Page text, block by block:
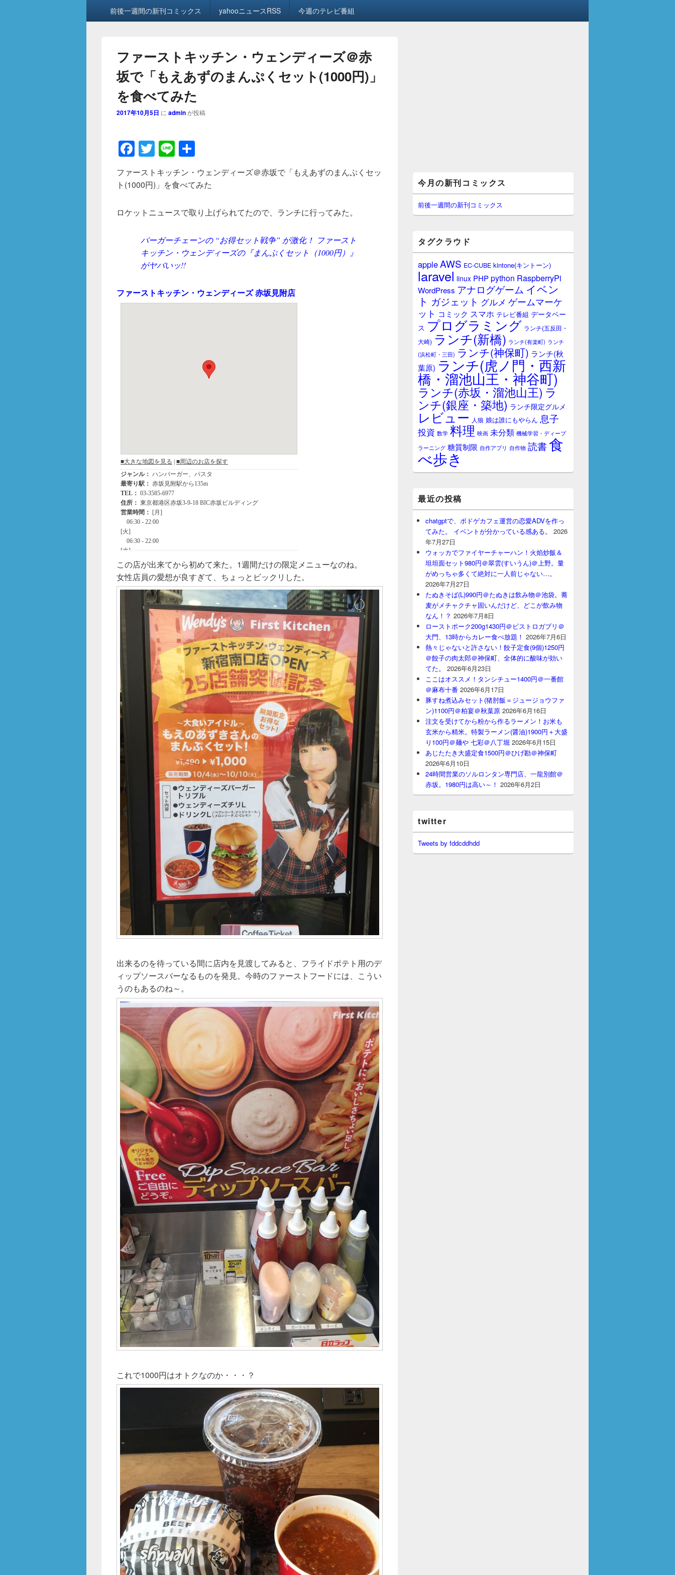
前後一週間の新刊コミックス yahooニュースRSS 今週のテレビ番組
ファーストキッチン・ウェンディーズ＠赤
坂で「もえあずのまんぷくセット(1000円)」
を食べてみた
2017年10月5日 に adminが投稿
F
a
c
b
o
k
T
wi
tt
er
Li
n
e
有
ファーストキッチン・ウェンディーズ＠赤坂で「もえあずのまんぷくセッ
ト(1000円)」を食べてみた
ロケットニュースで取り上げられてたので、ランチに行ってみた。
バーガーチェーンの “お得セット戦争” が激化！ ファースト
キッチン・ウェンディーズの『まんぷくセット（1000円）』
がヤバいッ!!
ファーストキッチン・ウェンディーズ 赤坂見附店
この店が出来てから初めて来た。1週間だけの限定メニューなのね。
女性店員の愛想が良すぎて、ちょっとビックリした。
出来るのを待っている間に店内を見渡してみると、フライドポテト用のデ
ィップソースバーなるものを発見。今時のファーストフードには、こうい
うのもあるのね～。
これで1000円はオトクなのか・・・？
イ
ン
サ
イ
ー
ジ
ッ
ト
今月の新刊コミックス
前後一週間の新刊コミックス
タグクラウド
appleAWS EC-CUBE kintone(キントーン)
laravel linux PHPpython RaspberryPi
WordPress アナログゲーム イベン
ト ガジェット グルメ ゲームマーケ
ット コミック スマホ テレビ番組 データベー
ス プログラミング ランチ(五反田・
大崎) ランチ(新橋) ランチ(有楽町) ランチ
(浜松町・三田) ランチ(神保町) ランチ(秋
葉原) ランチ(虎ノ門・西新
橋・溜池山王・神谷町)
ランチ(赤坂・溜池山王) ラ
ンチ(銀座・築地) ランチ限定グルメ
レビュー 人狼 娘は誰にもやらん 息子
投資 数学 料理 映画 未分類 機械学習・ディープ
ラーニング 糖質制限 自作アプリ 自作物 読書食
べ歩き
最近の投稿
chatgptで、ボドゲカフェ運営の恋愛ADVを作っ
てみた。 イベントが分かっている感ある。
2026
年7月27日
ウォッカでファイヤーチャーハン！火焰炒飯＆
坦坦面セット980円＠翠雲(すいうん)＠上野。量
がめっちゃ多くて絶対に一人前じゃない…。
2026年7月27日
たぬきそば(L)990円＠たぬきは飲み物＠池袋。蕎
麦がメチャクチャ固いんだけど、どこが飲み物
なん！？ 2026年7月8日
ローストポーク200g1430円＠ビストロガブリ＠
大門、13時からカレー食べ放題！ 2026年7月6日
熱々じゃないと許さない！餃子定食(9個)1250円
＠餃子の肉太郎＠神保町、全体的に酸味が効い
てた。
2026年6月23日
ここはオススメ！タンシチュー1400円＠一番館
＠麻布十番 2026年6月17日
豚すね煮込みセット(猪肘飯＝ジュージョウファ
ン)1100円＠柏宴＠秋葉原 2026年6月16日
注文を受けてから粉から作るラーメン！お米も
玄米から精米。特製ラーメン(醤油)1900円＋大盛
り100円＠麺や 七彩＠八丁堀 2026年6月15日
あじたたき大盛定食1500円＠ひげ勘＠神保町
2026年6月10日
24時間営業のソルロンタン専門店、一龍別館＠
赤坂。1980円は高い～！ 2026年6月2日
twitter
Tweets by fddcddhdd